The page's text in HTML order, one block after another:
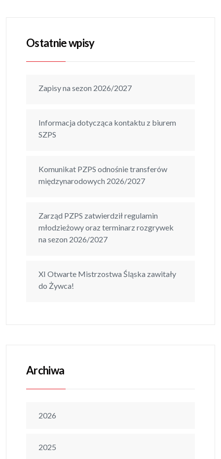
Ostatnie wpisy
Zapisy na sezon 2026/2027
Informacja dotycząca kontaktu z biurem
SZPS
Komunikat PZPS odnośnie transferów
międzynarodowych 2026/2027
Zarząd PZPS zatwierdził regulamin
młodzieżowy oraz terminarz rozgrywek
na sezon 2026/2027
XI Otwarte Mistrzostwa Śląska zawitały
do Żywca!
Archiwa
2026
2025